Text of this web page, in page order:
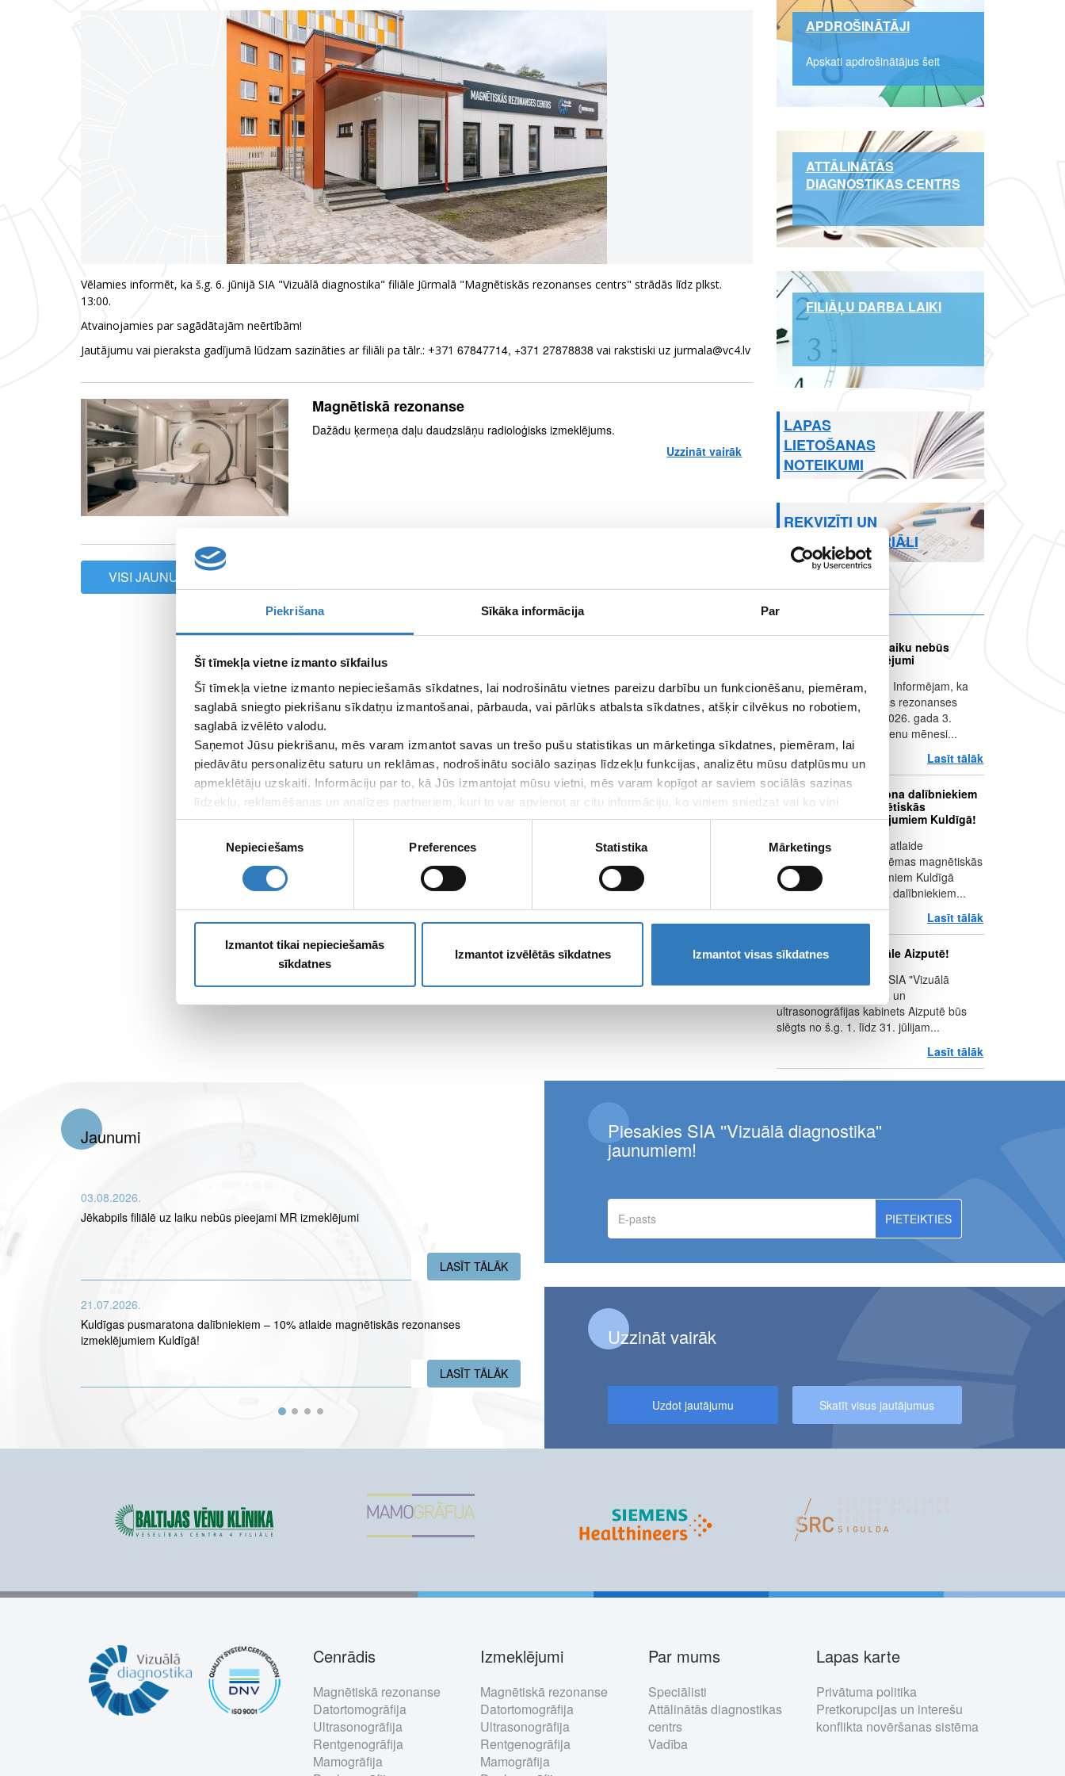
Piekrišana Sīkāka informācija Par
Šī tīmekļa vietne izmanto sīkfailus
Šī tīmekļa vietne izmanto nepieciešamās sīkdatnes, lai nodrošinātu vietnes pareizu darbību un funkcionēšanu, piemēram,
saglabā sniegto piekrišanu sīkdatņu izmantošanai, pārbauda, vai pārlūks atbalsta sīkdatnes, atšķir cilvēkus no robotiem,
saglabā izvēlēto valodu.
Saņemot Jūsu piekrišanu, mēs varam izmantot savas un trešo pušu statistikas un mārketinga sīkdatnes, piemēram, lai
piedāvātu personalizētu saturu un reklāmas, nodrošinātu sociālo saziņas līdzekļu funkcijas, analizētu mūsu datplūsmu un
apmeklētāju uzskaiti. Informāciju par to, kā Jūs izmantojat mūsu vietni, mēs varam kopīgot ar saviem sociālās saziņas
līdzekļu, reklamēšanas un analīzes partneriem, kuri to var apvienot ar citu informāciju, ko viņiem sniedzat vai ko viņi
apkopo, kad lietojat viņu pakalpojumus.
Nepieciešams Preferences Statistika Mārketings
Izmantot tikai nepieciešamās
sīkdatnes
Izmantot izvēlētās sīkdatnes Izmantot visas sīkdatnes
Vēlamies informēt, ka š.g. 6. jūnijā SIA "Vizuālā diagnostika" filiāle Jūrmalā "Magnētiskās rezonanses centrs" strādās līdz plkst.
13:00.
Atvainojamies par sagādātajām neērtībām!
Jautājumu vai pieraksta gadījumā lūdzam sazināties ar filiāli pa tālr.: +371 67847714, +371 27878838 vai rakstiski uz jurmala@vc4.lv
Magnētiskā rezonanse
Dažādu ķermeņa daļu daudzslāņu radioloģisks izmeklējums.
Uzzināt vairāk par Magnētiskā rezonanse
VISI JAUNUMI
APDROŠINĀTĀJI
Apskati apdrošinātājus šeit
ATTĀLINĀTĀS
DIAGNOSTIKAS CENTRS
FILIĀĻU DARBA LAIKI
LAPAS
LIETOŠANAS
NOTEIKUMI
REKVIZĪTI UN
MEDIJU MATERIĀLI
Citi jaunumi
Jēkabpils filiālē uz laiku nebūs
pieejami MR izmeklējumi
Informācija pacientiem Informējam, ka
saistībā ar magnētiskās rezonanses
iekārtas nomaiņu no 2026. gada 3.
augusta uz aptuveni vienu mēnesi...
Lasīt tālāk
Kuldīgas pusmaratona dalībniekiem
– 10% atlaide magnētiskās
rezonanses izmeklējumiem Kuldīgā!
Kustība turpinās! 10% atlaide
muskuloskeletālās sistēmas magnētiskās
rezonanses izmeklējumiem Kuldīgā
Kuldīgas pusmaratona dalībniekiem...
Lasīt tālāk
Jūlijā nestrādās filiāle Aizputē!
Vēlamies informēt, ka SIA "Vizuālā
diagnostika" Rentgena un
ultrasonogrāfijas kabinets Aizputē būs
slēgts no š.g. 1. līdz 31. jūlijam...
Lasīt tālāk
Jaunumi
03.08.2026.
Jēkabpils filiālē uz laiku nebūs pieejami MR izmeklējumi
LASĪT TĀLĀK PAR JĒKABPILS FILIĀLĒ UZ LAIKU NEBŪS PIEEJAMI MR IZMEKLĒJUMI
21.07.2026.
Kuldīgas pusmaratona dalībniekiem – 10% atlaide magnētiskās rezonanses
izmeklējumiem Kuldīgā!
LASĪT TĀLĀK
Piesakies SIA ''Vizuālā diagnostika''
jaunumiem!
pasts
Uzzināt vairāk
Uzdot jautājumu Skatīt visus jautājumus
Footer
menu
Cenrādis
Magnētiskā rezonanse
Datortomogrāfija
Ultrasonogrāfija
Rentgenogrāfija
Mamogrāfija
Izmeklējumi
Magnētiskā rezonanse
Datortomogrāfija
Ultrasonogrāfija
Rentgenogrāfija
Mamogrāfija
Par mums
Speciālisti
Attālinātās diagnostikas
centrs
Vadība
Lapas karte
Privātuma politika
Pretkorupcijas un interešu
konflikta novēršanas sistēma